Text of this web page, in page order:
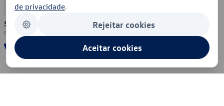
Segurança
de privacidade.
Rejeitar cookies
Aceitar cookies